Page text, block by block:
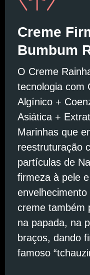
Creme
Bumbum
O Creme
tecnologia com
Algínico +
Asiática +
Marinhas que
reestruturação
partículas de
firmeza à pele
creme também
na papada, na
braços, dando
famoso